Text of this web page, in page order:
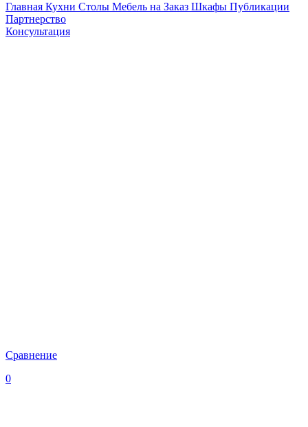
Главная Кухни Столы Мебель на Заказ Шкафы Публикации
Партнерство
Консультация
Сравнение
0